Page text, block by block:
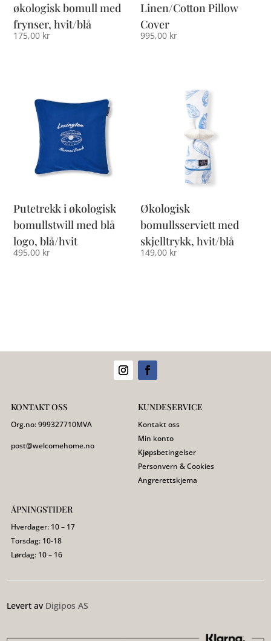
økologisk bomull med
frynser, hvit/blå
175,00 kr
Linen/Cotton Pillow
Cover
995,00 kr
Putetrekk i økologisk
bomullstwill med blå
logo, blå/hvit
495,00 kr
Økologisk
bomullsserviett med
skjelltrykk, hvit/blå
149,00 kr
KONTAKT OSS
Org.no:999327710MVA
post@welcomehome.no
KUNDESERVICE
Kontakt oss
Min konto
Kjøpsbetingelser
Personvern & Cookies
Angrerettskjema
ÅPNINGSTIDER
Hverdager: 10 – 17
Torsdag: 10-18
Lørdag: 10 – 16
Levert av Digipos AS